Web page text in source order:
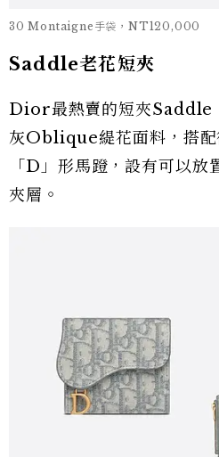
30 Montaigne手袋，NT120,000
Saddle老花短夾
Dior最熱賣的短夾Saddle
灰Oblique緹花面料，搭配
「D」形馬蹬，設有可以放
夾層。